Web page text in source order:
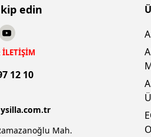
edin
İLETİŞİM
12 10
Mah.